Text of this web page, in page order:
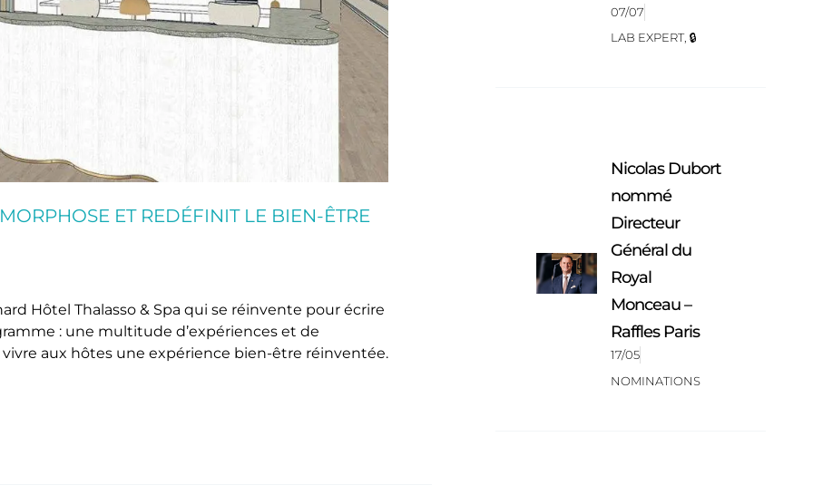
ET REDÉFINIT LE BIEN-ÊTRE
Hôtel Thalasso & Spa qui se réinvente pour écrire
: une multitude d’expériences et de
aux hôtes une expérience bien-être réinventée.
07/07
LAB EXPERT,🔒
Nicolas Dubort
nommé
Directeur
Général du
Royal
Monceau –
Raffles Paris
17/05
NOMINATIONS